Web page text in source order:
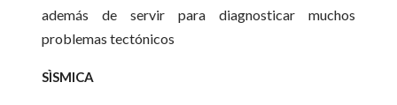
además de servir para diagnosticar muchos
problemas tectónicos
SÌSMICA